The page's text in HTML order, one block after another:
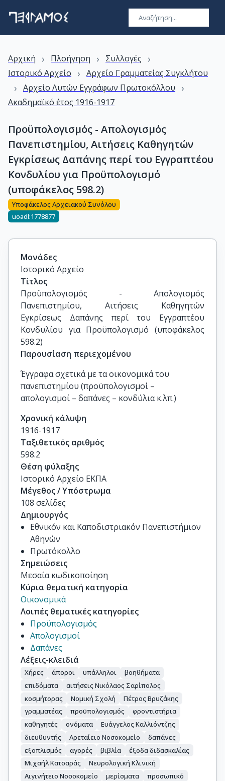
Αρχική › Πλοήγηση › Συλλογές ›
Ιστορικό Αρχείο › Αρχείο Γραμματείας Συγκλήτου
› Αρχείο Λυτών Εγγράφων Πρωτοκόλλου ›
Ακαδημαϊκό έτος 1916-1917
Προϋπολογισμός - Απολογισμός
Πανεπιστημίου, Αιτήσεις Καθηγητών
Εγκρίσεως Δαπάνης περί του Εγγραπτέου
Κονδυλίου για Προϋπολογισμό
(υποφάκελος 598.2)
Υποφάκελος Αρχειακού Συνόλου
uoadl:1778877
Μονάδες
Ιστορικό Αρχείο
Τίτλος
Προϋπολογισμός - Απολογισμός
Πανεπιστημίου, Αιτήσεις Καθηγητών
Εγκρίσεως Δαπάνης περί του Εγγραπτέου
Κονδυλίου για Προϋπολογισμό (υποφάκελος
598.2)
Παρουσίαση περιεχομένου
Έγγραφα σχετικά με τα οικονομικά του
πανεπιστημίου (προϋπολογισμοί –
απολογισμοί – δαπάνες – κονδύλια κ.λπ.)
Χρονική κάλυψη
1916-1917
Ταξιθετικός αριθμός
598.2
Θέση φύλαξης
Ιστορικό Αρχείο ΕΚΠΑ
Μέγεθος / Υπόστρωμα
108 σελίδες
Δημιουργός
Εθνικόν και Καποδιστριακόν Πανεπιστήμιον
Αθηνών
Πρωτόκολλο
Σημειώσεις
Μεσαία κωδικοποίηση
Κύρια θεματική κατηγορία
Οικονομικά
Λοιπές θεματικές κατηγορίες
Προϋπολογισμός
Απολογισμοί
Δαπάνες
Λέξεις-κλειδιά
Χήρες άποροι υπάλληλοι
βοηθήματα
επιδόματα
αιτήσεις Νικόλαος Σαρίπολος
κοσμήτορας
Νομική Σχολή
Πέτρος Βρυζάκης
γραμματέας
προϋπολογισμός
φροντιστήρια
καθηγητές
ονόματα
Ευάγγελος Καλλιόντζης
διευθυντής
Αρεταίειο Νοσοκομείο
δαπάνες
εξοπλισμός
αγορές βιβλία
έξοδα διδασκαλίας
Μιχαήλ Κατσαράς
Νευρολογική Κλινική
Αιγινήτειο Νοσοκομείο
μερίσματα
προσωπικό